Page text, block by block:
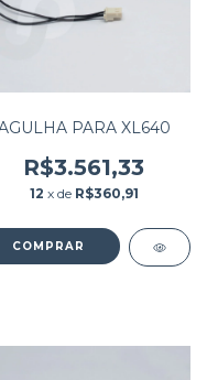
PARA XL640
R$3.561,33
12 x de R$360,91